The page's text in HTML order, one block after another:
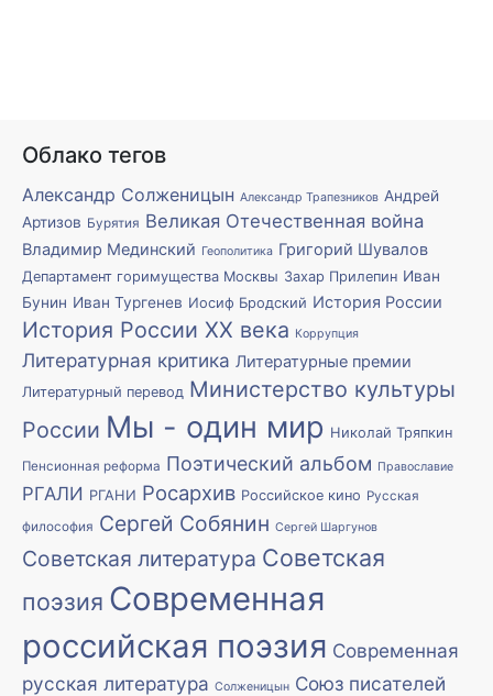
Облако тегов
Александр Солженицын Александр Трапезников Андрей
Артизов Бурятия Великая Отечественная война
Владимир Мединский Геополитика Григорий Шувалов
Департамент горимущества Москвы Захар Прилепин Иван
Бунин Иван Тургенев Иосиф Бродский История России
История России XX века Коррупция
Литературная критика Литературные премии
Литературный перевод Министерство культуры
России Мы - один мир Николай Тряпкин
Пенсионная реформа Поэтический альбом Православие
РГАЛИ РГАНИ Росархив Российское кино Русская
философия Сергей Собянин Сергей Шаргунов
Советская литература Советская
поэзия Современная
российская поэзия Современная
русская литература Солженицын Союз писателей